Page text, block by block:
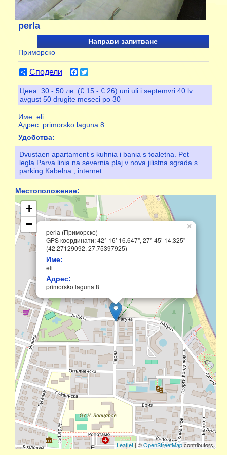
perla
Направи запитване
Приморско
Сподели Facebook
Twitter
Цена: 30 - 50 лв. (€ 15 - € 26) uni uli i septemvri 40 lv
avgust 50 drugite meseci po 30
Име: eli
Адрес: primorsko laguna 8
Удобства:
Dvustaen apartament s kuhnia i bania s toaletna. Pet
legla.Parva linia na severnia plaj v nova jilistna sgrada s
parking.Kabelna , internet.
Местоположение:
perla (Приморско)
GPS координати: 42° 16’ 16.647", 27° 45’ 14.325"
(42.27129092, 27.75397925)
Име:
eli
Адрес:
primorsko laguna 8
×
+
−
Leaflet| ©OpenStreetMapcontributors